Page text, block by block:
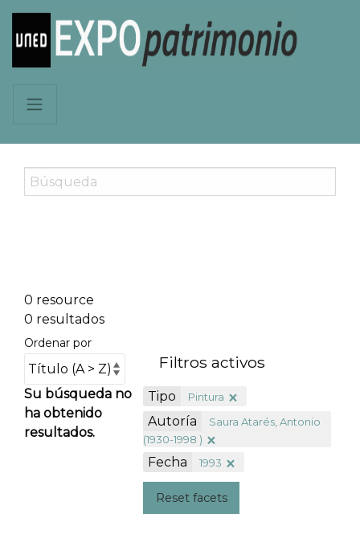
0 resource
0 resultados
Ordenar por
Su búsqueda no
ha obtenido
resultados.
Filtros activos
Tipo Pintura
Autoría
Saura Atarés, Antonio
(1930-1998 )
Fecha 1993
Reset facets